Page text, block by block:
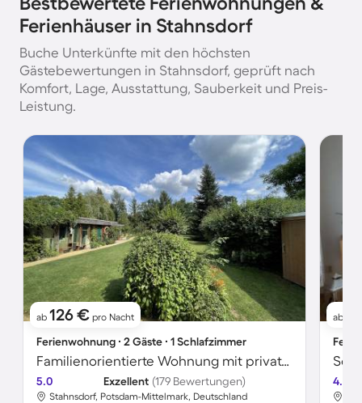
Ferienhäuser in Stahnsdorf
Buche Unterkünfte mit den höchsten
Gästebewertungen in Stahnsdorf, geprüft nach
Komfort, Lage, Ausstattung, Sauberkeit und Preis-
Leistung.
ab 126 € pro Nacht
Ferienwohnung ∙ 2 Gäste ∙ 1 Schlafzimmer
Familienorientierte Wohnung mit privatem Pool und Garten | Naturblick
5.0 Exzellent (179 Bewertungen)
Stahnsdorf, Potsdam-Mittelmark, Deutschland
ab
4.8